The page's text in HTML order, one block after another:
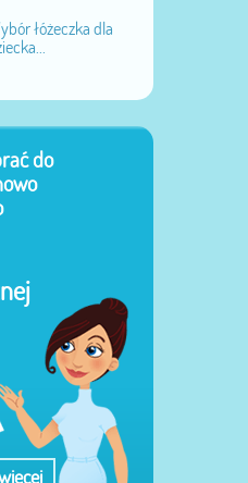
łóżeczka dla
do